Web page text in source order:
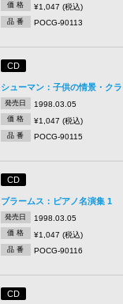
価 格 ¥1,047 (税込)
品 番 POCG-90113
CD
シューマン：子供の情景・ク
発売日 1998.03.05
価 格 ¥1,047 (税込)
品 番 POCG-90115
CD
ブラームス：ピアノ名演集 1
発売日 1998.03.05
価 格 ¥1,047 (税込)
品 番 POCG-90116
CD